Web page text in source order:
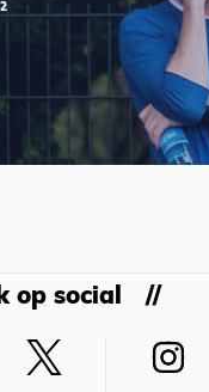
op social